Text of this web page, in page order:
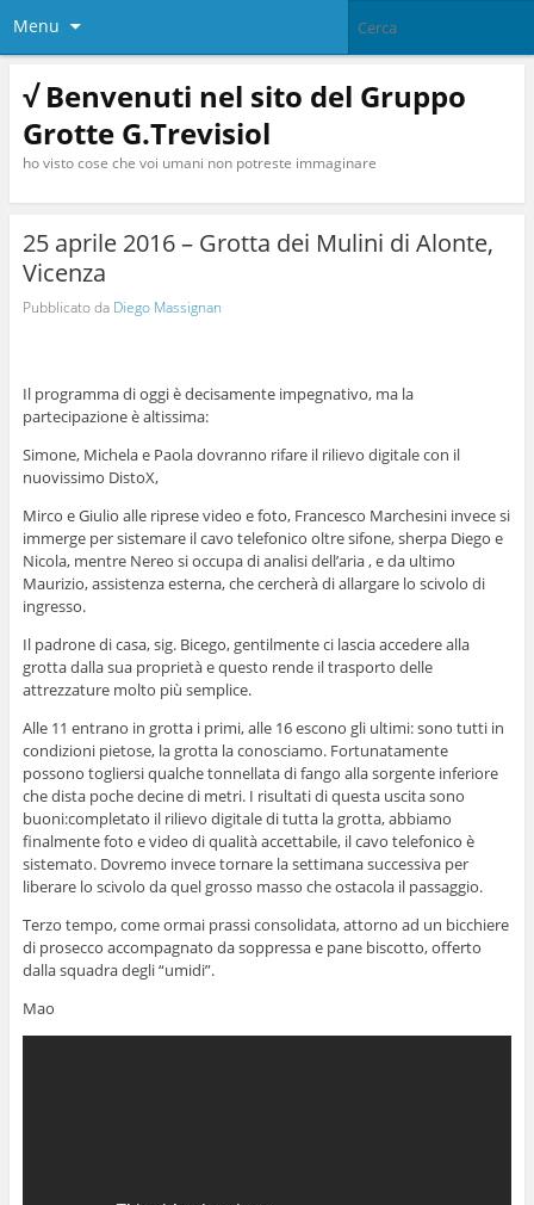
Menu
√ Benvenuti nel sito del Gruppo
Grotte G.Trevisiol
ho visto cose che voi umani non potreste immaginare
25 aprile 2016 – Grotta dei Mulini di Alonte,
Vicenza
Pubblicato da Diego Massignan
Il programma di oggi è decisamente impegnativo, ma la
partecipazione è altissima:
Simone, Michela e Paola dovranno rifare il rilievo digitale con il
nuovissimo DistoX,
Mirco e Giulio alle riprese video e foto, Francesco Marchesini invece si
immerge per sistemare il cavo telefonico oltre sifone, sherpa Diego e
Nicola, mentre Nereo si occupa di analisi dell’aria , e da ultimo
Maurizio, assistenza esterna, che cercherà di allargare lo scivolo di
ingresso.
Il padrone di casa, sig. Bicego, gentilmente ci lascia accedere alla
grotta dalla sua proprietà e questo rende il trasporto delle
attrezzature molto più semplice.
Alle 11 entrano in grotta i primi, alle 16 escono gli ultimi: sono tutti in
condizioni pietose, la grotta la conosciamo. Fortunatamente
possono togliersi qualche tonnellata di fango alla sorgente inferiore
che dista poche decine di metri. I risultati di questa uscita sono
buoni:completato il rilievo digitale di tutta la grotta, abbiamo
finalmente foto e video di qualità accettabile, il cavo telefonico è
sistemato. Dovremo invece tornare la settimana successiva per
liberare lo scivolo da quel grosso masso che ostacola il passaggio.
Terzo tempo, come ormai prassi consolidata, attorno ad un bicchiere
di prosecco accompagnato da soppressa e pane biscotto, offerto
dalla squadra degli “umidi”.
Mao